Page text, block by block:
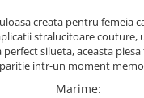
creata pentru femeia
stralucitoare couture,
perfect silueta, aceasta
intr-un moment
Marime: